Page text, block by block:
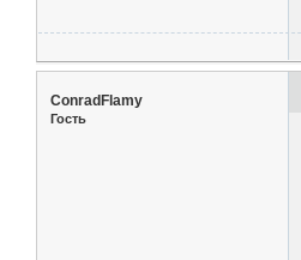
ConradFlamy
Гость